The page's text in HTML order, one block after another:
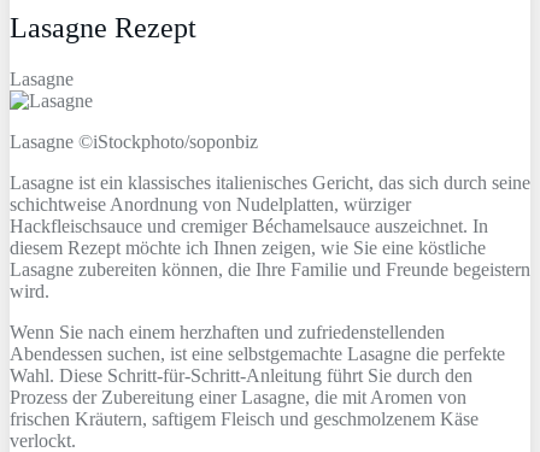
Lasagne Rezept
Lasagne
Lasagne ©iStockphoto/soponbiz
Lasagne ist ein klassisches italienisches Gericht, das sich durch seine
schichtweise Anordnung von Nudelplatten, würziger
Hackfleischsauce und cremiger Béchamelsauce auszeichnet. In
diesem Rezept möchte ich Ihnen zeigen, wie Sie eine köstliche
Lasagne zubereiten können, die Ihre Familie und Freunde begeistern
wird.
Wenn Sie nach einem herzhaften und zufriedenstellenden
Abendessen suchen, ist eine selbstgemachte Lasagne die perfekte
Wahl. Diese Schritt-für-Schritt-Anleitung führt Sie durch den
Prozess der Zubereitung einer Lasagne, die mit Aromen von
frischen Kräutern, saftigem Fleisch und geschmolzenem Käse
verlockt.